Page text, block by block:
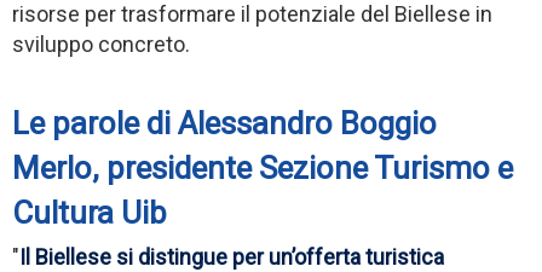
risorse per trasformare il potenziale del Biellese in
sviluppo concreto.
Le parole di Alessandro Boggio
Merlo, presidente Sezione Turismo e
Cultura Uib
"Il Biellese si distingue per un’offerta turistica